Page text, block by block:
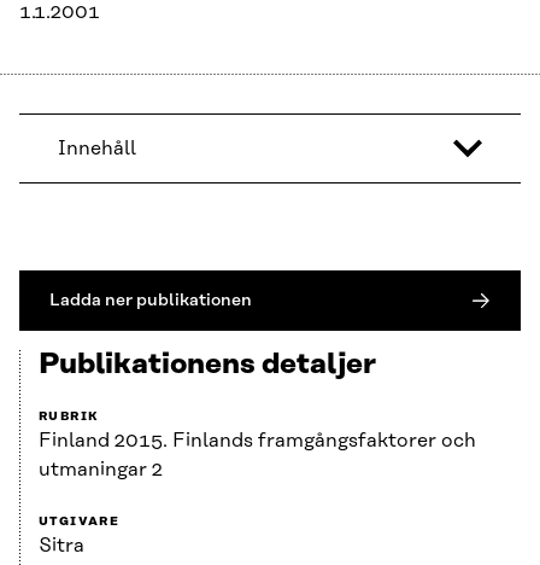
1.1.2001
Innehåll
Ladda ner publikationen
Publikationens detaljer
RUBRIK
Finland 2015. Finlands framgångsfaktorer och
utmaningar 2
UTGIVARE
Sitra